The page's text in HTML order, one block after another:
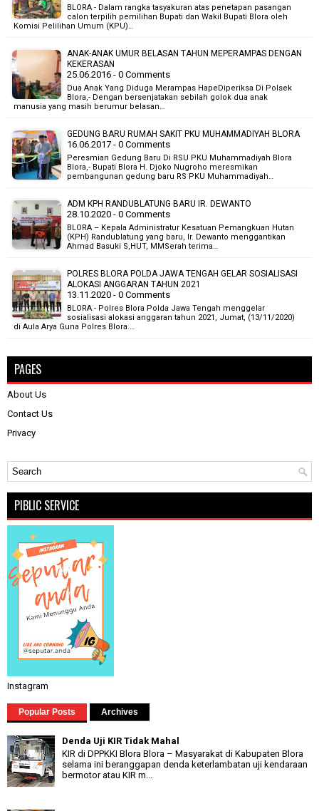
BLORA - Dalam rangka tasyakuran atas penetapan pasangan
calon terpilih pemilihan Bupati dan Wakil Bupati Blora oleh
Komisi Pelilihan Umum (KPU)…
ANAK-ANAK UMUR BELASAN TAHUN MEPERAMPAS DENGAN
KEKERASAN
25.06.2016 - 0 Comments
Dua Anak Yang Diduga Merampas HapeDiperiksa Di Polsek
Blora,- Dengan bersenjatakan sebilah golok dua anak
manusia yang masih berumur belasan…
GEDUNG BARU RUMAH SAKIT PKU MUHAMMADIYAH BLORA
16.06.2017 - 0 Comments
Peresmian Gedung Baru Di RSU PKU Muhammadiyah Blora
Blora,- Bupati Blora H. Djoko Nugroho meresmikan
pembangunan gedung baru RS PKU Muhammadiyah…
ADM KPH RANDUBLATUNG BARU IR. DEWANTO
28.10.2020 - 0 Comments
BLORA – Kepala Administratur Kesatuan Pemangkuan Hutan
(KPH) Randublatung yang baru, Ir. Dewanto menggantikan
Ahmad Basuki S,HUT, MMSerah terima…
POLRES BLORA POLDA JAWA TENGAH GELAR SOSIALISASI
ALOKASI ANGGARAN TAHUN 2021
13.11.2020 - 0 Comments
BLORA - Polres Blora Polda Jawa Tengah menggelar
sosialisasi alokasi anggaran tahun 2021, Jumat, (13/11/2020)
di Aula Arya Guna Polres Blora.…
PAGES
About Us
Contact Us
Privacy
PIBLIC SERVICE
Instagram
Popular Posts Archives
Denda Uji KIR Tidak Mahal
KIR di DPPKKI Blora Blora – Masyarakat di Kabupaten Blora
selama ini beranggapan denda keterlambatan uji kendaraan
bermotor atau KIR m...